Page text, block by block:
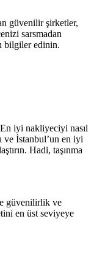
güvenilir şirketler,
sarsmadan
bilgiler edinin.
iyi nakliyeciyi nasıl
ve İstanbul’un en iyi
Hadi, taşınma
güvenilirlik ve
en üst seviyeye